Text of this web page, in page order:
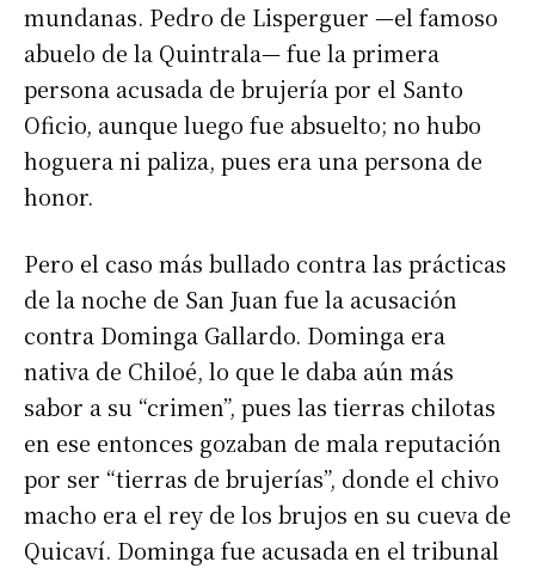
mundanas. Pedro de Lisperguer —el famoso
abuelo de la Quintrala— fue la primera
persona acusada de brujería por el Santo
Oficio, aunque luego fue absuelto; no hubo
hoguera ni paliza, pues era una persona de
honor.
Pero el caso más bullado contra las prácticas
de la noche de San Juan fue la acusación
contra Dominga Gallardo. Dominga era
nativa de Chiloé, lo que le daba aún más
sabor a su “crimen”, pues las tierras chilotas
en ese entonces gozaban de mala reputación
por ser “tierras de brujerías”, donde el chivo
macho era el rey de los brujos en su cueva de
Quicaví. Dominga fue acusada en el tribunal